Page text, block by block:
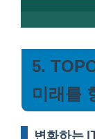
5.
미래를
변화하는